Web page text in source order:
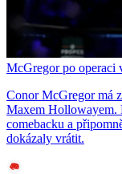
McGregor po operaci
Conor McGregor má
Maxem Hollowayem.
comebacku a
dokázaly vrátit.